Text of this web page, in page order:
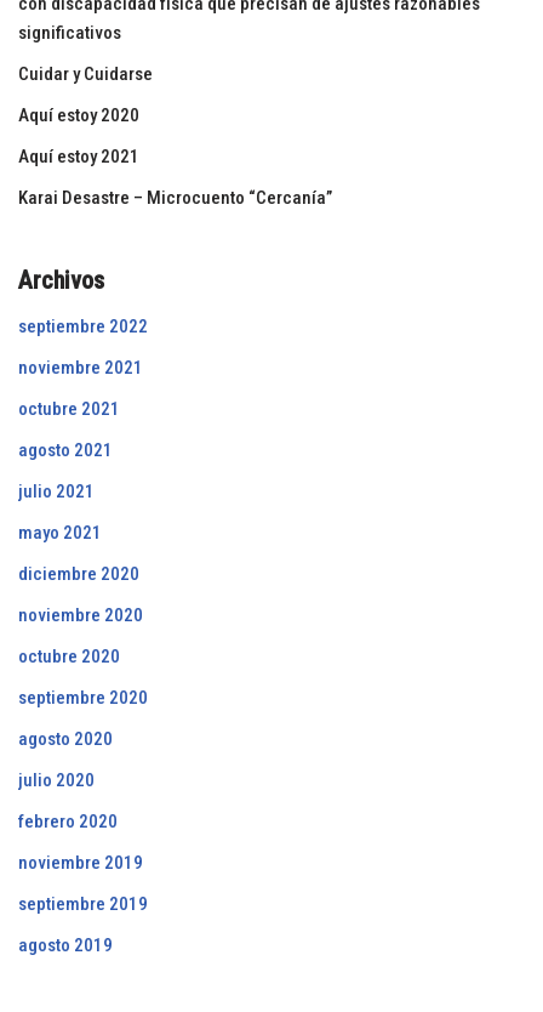
significativos
Cuidar y Cuidarse
Aquí estoy 2020
Aquí estoy 2021
Karai Desastre – Microcuento “Cercanía”
Archivos
septiembre 2022
noviembre 2021
octubre 2021
agosto 2021
julio 2021
mayo 2021
diciembre 2020
noviembre 2020
octubre 2020
septiembre 2020
agosto 2020
julio 2020
febrero 2020
noviembre 2019
septiembre 2019
agosto 2019